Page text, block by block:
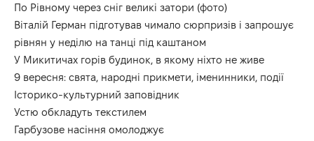
По Рівному через сніг великі затори (фото)
Віталій Герман підготував чимало сюрпризів і запрошує
рівнян у неділю на танці під каштаном
У Микитичах горів будинок, в якому ніхто не живе
9 вересня: свята, народні прикмети, іменинники, події
Історико-культурний заповідник
Устю обкладуть текстилем
Гарбузове насіння омолоджує